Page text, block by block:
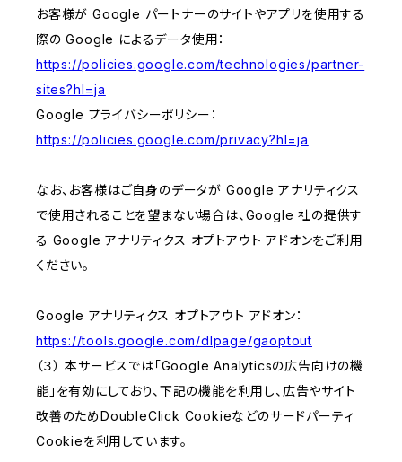
お客様が Google パートナーのサイトやアプリを使用する
際の Google によるデータ使用：
https://policies.google.com/technologies/partner-
sites?hl=ja
Google プライバシーポリシー：
https://policies.google.com/privacy?hl=ja
なお、お客様はご自身のデータが Google アナリティクス
で使用されることを望まない場合は、Google 社の提供す
る Google アナリティクス オプトアウト アドオンをご利用
ください。
Google アナリティクス オプトアウト アドオン：
https://tools.google.com/dlpage/gaoptout
（３） 本サービスでは「Google Analyticsの広告向けの機
能」を有効にしており、下記の機能を利用し、広告やサイト
改善のためDoubleClick Cookieなどのサードパーティ
Cookieを利用しています。